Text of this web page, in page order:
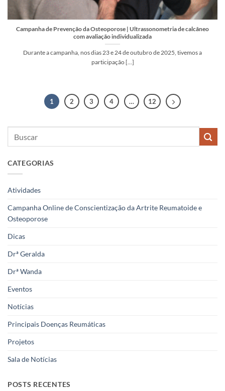
Campanha de Prevenção da Osteoporose | Ultrassonometria de calcâneo
com avaliação individualizada
Durante a campanha, nos dias 23 e 24 de outubro de 2025, tivemos a
participação [...]
1 2 3 4 … 12
CATEGORIAS
Atividades
Campanha Online de Conscientização da Artrite Reumatoide e
Osteoporose
Dicas
Drª Geralda
Drª Wanda
Eventos
Notícias
Principais Doenças Reumáticas
Projetos
Sala de Notícias
POSTS RECENTES